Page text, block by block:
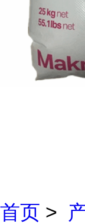
首页 >